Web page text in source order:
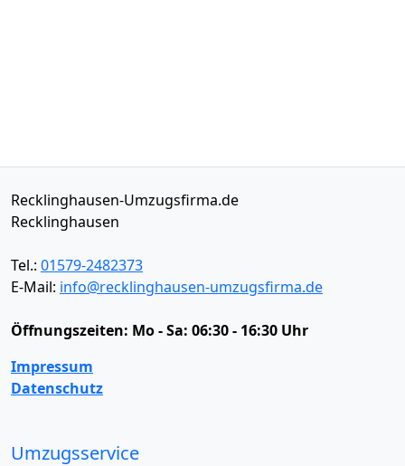
Recklinghausen-Umzugsfirma.de
Recklinghausen
Tel.: 01579-2482373
E-Mail: info@recklinghausen-umzugsfirma.de
Öffnungszeiten: Mo - Sa: 06:30 - 16:30 Uhr
Impressum
Datenschutz
Umzugsservice